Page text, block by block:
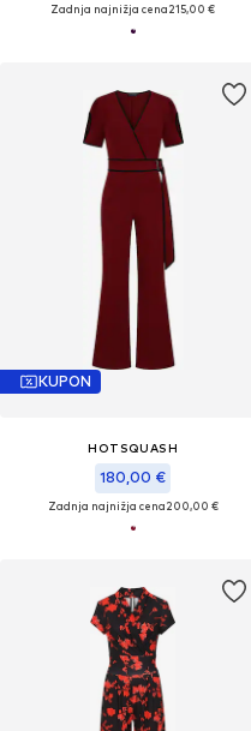
Zadnja najnižja cena215,00 €
KUPON
HOTSQUASH
180,00 €
Zadnja najnižja cena200,00 €